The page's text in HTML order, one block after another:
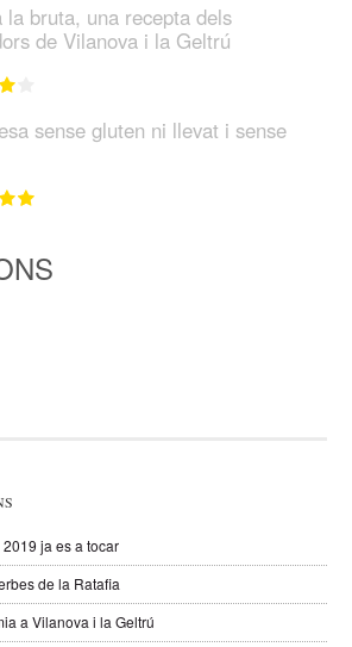
la bruta, una recepta dels
de Vilanova i la Geltrú
sense gluten ni llevat i sense
ja es a tocar
de la Ratafia
a Vilanova i la Geltrú